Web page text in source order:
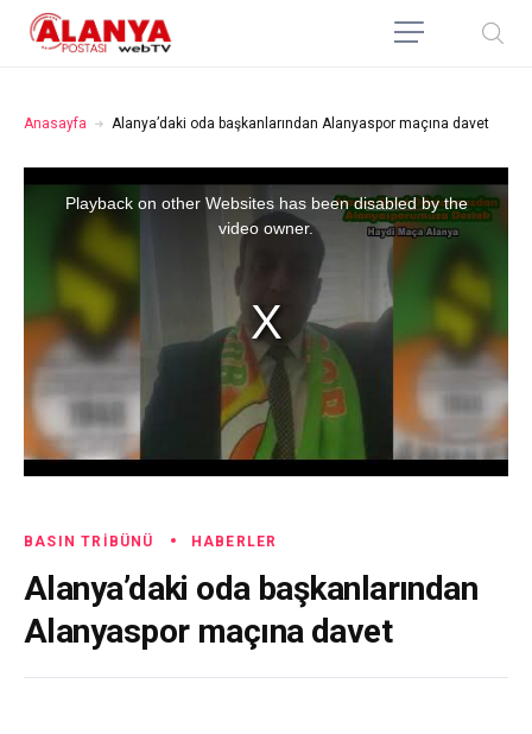
Anasayfa Alanya’daki oda başkanlarından Alanyaspor maçına davet
Playback on other Websites has been disabled by the
video owner.
BASIN TRIBÜNÜ HABERLER
Alanya’daki oda başkanlarından
Alanyaspor maçına davet